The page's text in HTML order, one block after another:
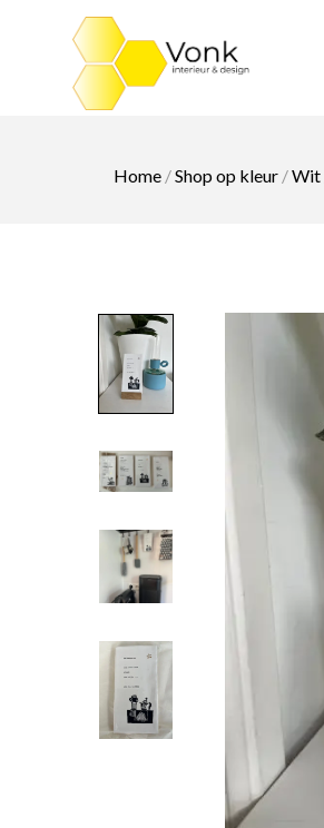
Home /Shop op kleur /Wit